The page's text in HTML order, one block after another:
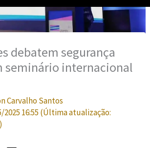
debatem segurança
seminário internacional
Carvalho Santos
2025 16:55 (Última atualização:
)